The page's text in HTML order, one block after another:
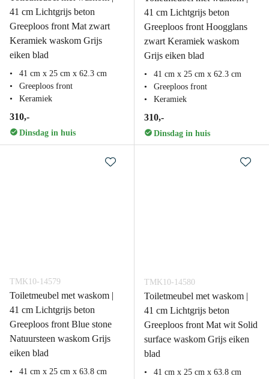
41 cm Lichtgrijs beton
Greeploos front Mat zwart
Keramiek waskom Grijs
eiken blad
41 cm x 25 cm x 62.3 cm
Greeploos front
Keramiek
310,-
Dinsdag in huis
41 cm Lichtgrijs beton
Greeploos front Hoogglans
zwart Keramiek waskom
Grijs eiken blad
41 cm x 25 cm x 62.3 cm
Greeploos front
Keramiek
310,-
Dinsdag in huis
TMK10-14579
Toiletmeubel met waskom |
41 cm Lichtgrijs beton
Greeploos front Blue stone
Natuursteen waskom Grijs
eiken blad
41 cm x 25 cm x 63.8 cm
TMK10-14580
Toiletmeubel met waskom |
41 cm Lichtgrijs beton
Greeploos front Mat wit Solid
surface waskom Grijs eiken
blad
41 cm x 25 cm x 63.8 cm